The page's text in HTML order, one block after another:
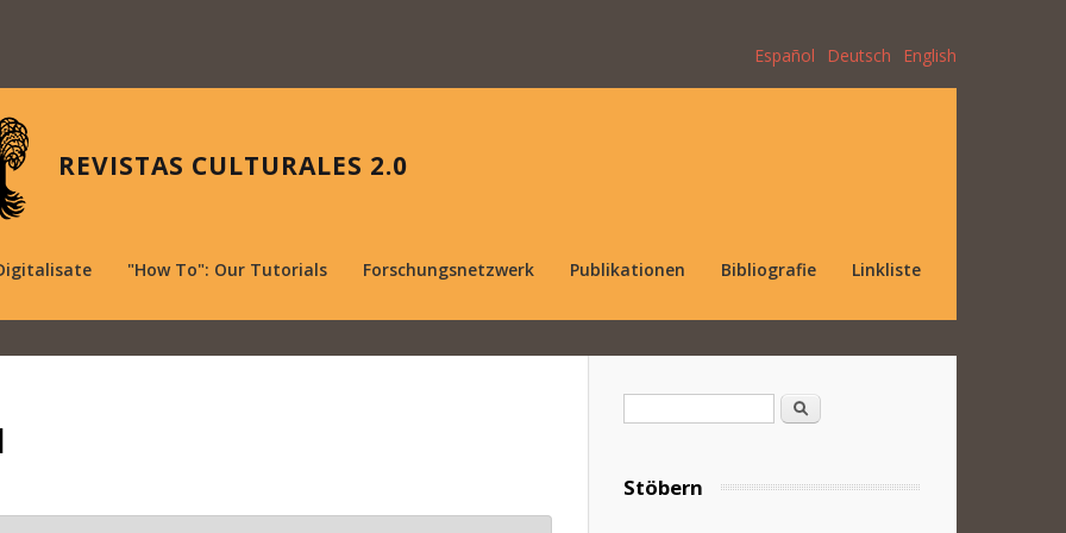
Español Deutsch English
REVISTAS CULTURALES 2.0
"How To": Our Tutorials Forschungsnetzwerk Publikationen Bibliografie Linkliste
Suche
Stöbern